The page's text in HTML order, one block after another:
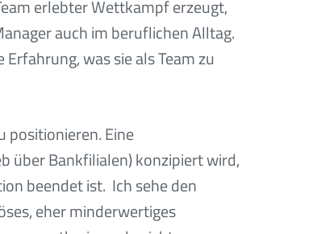
erlebter Wettkampf erzeugt,
auch im beruflichen Alltag.
was sie als Team zu
positionieren. Eine
über Bankfilialen) konzipiert wird,
beendet ist. Ich sehe den
eher minderwertiges